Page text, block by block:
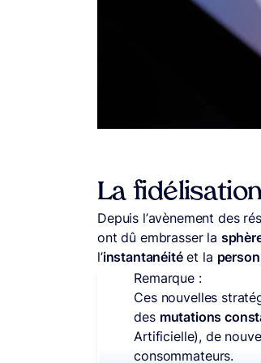
La
Depuis l’avènement des
ont dû embrasser la
l’instantanéitéet la
Remarque :
Ces nouvelles
des mutations
Artificielle), de
consommateurs.